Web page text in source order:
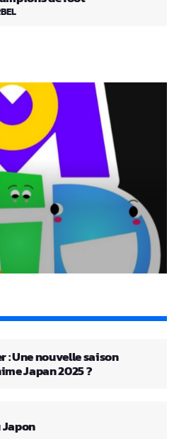
: Une nouvelle saison
Japan 2025 ?
Japon